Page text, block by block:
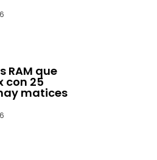
RAM que
con 25
matices